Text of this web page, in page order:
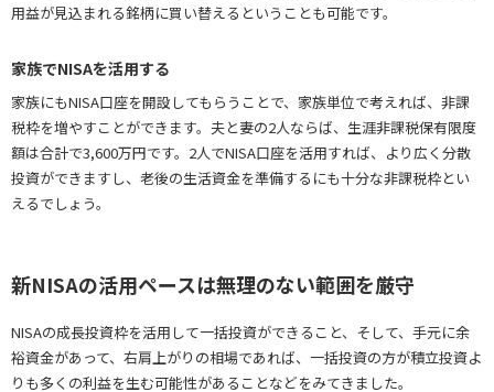
用益が見込まれる銘柄に買い替えるということも可能です。
家族でNISAを活用する
家族にもNISA口座を開設してもらうことで、家族単位で考えれば、非課
税枠を増やすことができます。夫と妻の2人ならば、生涯非課税保有限度
額は合計で3,600万円です。2人でNISA口座を活用すれば、より広く分散
投資ができますし、老後の生活資金を準備するにも十分な非課税枠とい
えるでしょう。
新NISAの活用ペースは無理のない範囲を厳守
NISAの成長投資枠を活用して一括投資ができること、そして、手元に余
裕資金があって、右肩上がりの相場であれば、一括投資の方が積立投資よ
りも多くの利益を生む可能性があることなどをみてきました。